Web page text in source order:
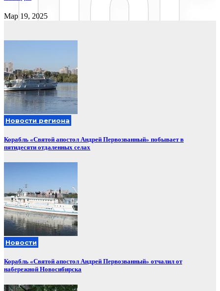
Мар 19, 2025
Новости региона
Корабль «Святой апостол Андрей Первозванный» побывает в
пятидесяти отдаленных селах
Новости
Корабль «Святой апостол Андрей Первозванный» отчалил от
набережной Новосибирска